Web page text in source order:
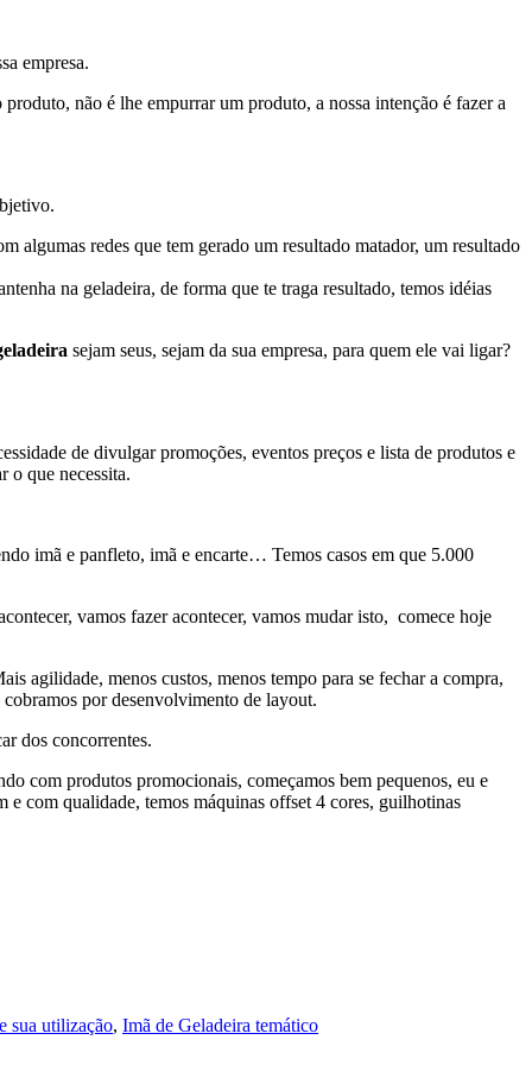
empresa.
não é lhe empurrar um produto, a nossa intenção é fazer a
algumas redes que tem gerado um resultado matador, um resultado
na geladeira, de forma que te traga resultado, temos idéias
sejam seus, sejam da sua empresa, para quem ele vai ligar?
de divulgar promoções, eventos preços e lista de produtos e
o que necessita.
imã e panfleto, imã e encarte… Temos casos em que 5.000
vamos fazer acontecer, vamos mudar isto, comece hoje
agilidade, menos custos, menos tempo para se fechar a compra,
por desenvolvimento de layout.
dos concorrentes.
com produtos promocionais, começamos bem pequenos, eu e
e com qualidade, temos máquinas offset 4 cores, guilhotinas
sua utilização, Imã de Geladeira temático